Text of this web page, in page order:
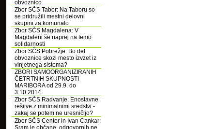
obvoznico
Zbor SČS Tabor: Na Taboru so
se pridružili mestni delovni
skupini za komunalo
Zbor SČS Magdalena: V
Magdaleni še naprej na temo
solidarnosti
Zbor SČS Pobrežje: Bo del
obvoznice skozi mesto izvzet iz
vinjetnega sistema?
ZBORI SAMOORGANIZIRANIH
ČETRTNIH SKUPNOSTI
MARIBORA od 29.9. do
3.10.2014
Zbor SČS Radvanje: Enostavne
rešitve z minimalnimi sredstvi -
zakaj se potem ne uresničijo?
Zbor SČS Center in Ivan Cankar:
Sram je občane, odgovornih ne